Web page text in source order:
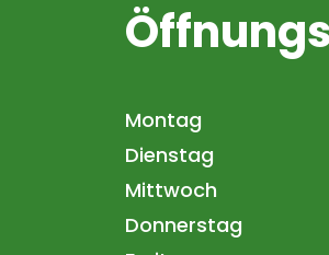
Montag
Dienstag
Mittwoch
Donnerstag